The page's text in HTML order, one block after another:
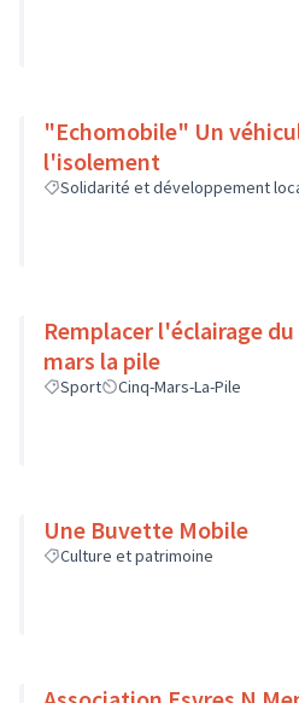
"Echomobile" Un
l'isolement
Solidarité et développement
Remplacer l'éclairage
mars la pile
Sport Cinq-Mars-La-Pile
Une Buvette Mobile
Culture et patrimoine